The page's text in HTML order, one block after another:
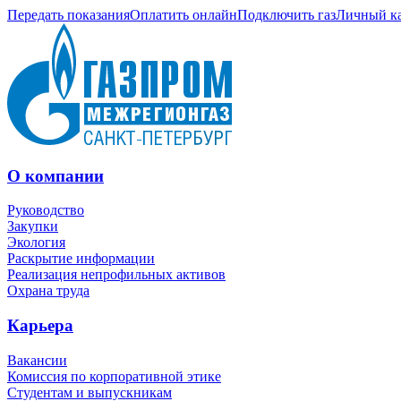
Передать показанияОплатить онлайнПодключить газЛичный
О компании
Руководство
Закупки
Экология
Раскрытие информации
Реализация непрофильных активов
Охрана труда
Карьера
Вакансии
Комиссия по корпоративной этике
Студентам и выпускникам